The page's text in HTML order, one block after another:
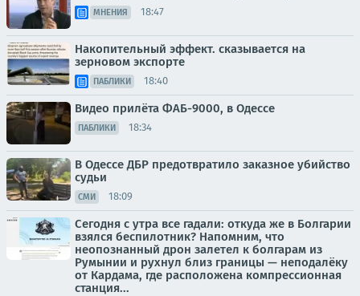
МНЕНИЯ 18:47
Накопительный эффект. сказывается на
зерновом экспорте
ПАБЛИКИ 18:40
Видео прилёта ФАБ-9000, в Одессе
ПАБЛИКИ 18:34
В Одессе ДБР предотвратило заказное убийство
судьи
СМИ 18:09
Сегодня с утра все гадали: откуда же в Болгарии
взялся беспилотник? Напомним, что
неопознанный дрон залетел к болгарам из
Румынии и рухнул близ границы — неподалёку
от Кардама, где расположена компрессионная
станция...